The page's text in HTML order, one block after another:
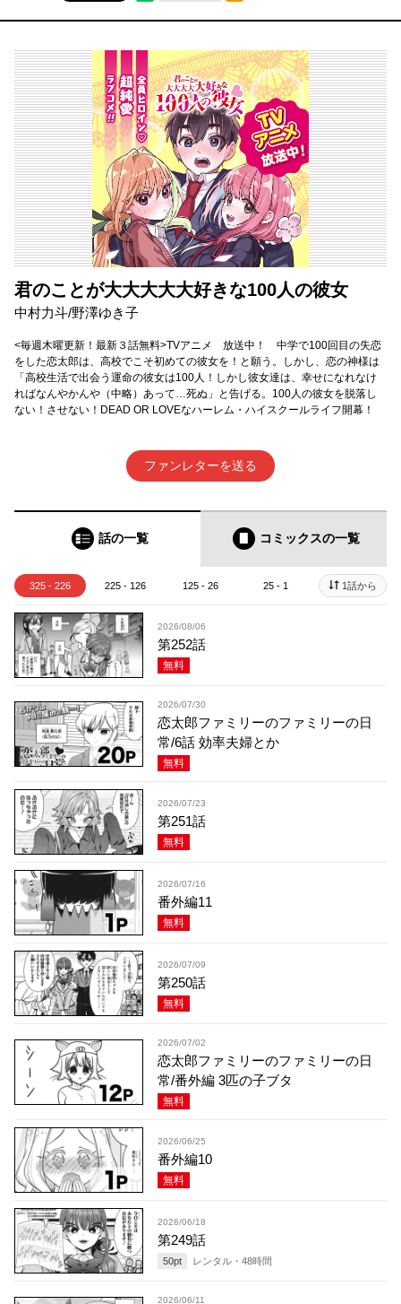
君のことが大大大大大好きな100人の彼女
中村力斗/野澤ゆき子
<毎週木曜更新！最新３話無料>TVアニメ 放送中！ 中学で100回目の失恋
をした恋太郎は、高校でこそ初めての彼女を！と願う。しかし、恋の神様は
「高校生活で出会う運命の彼女は100人！しかし彼女達は、幸せになれなけ
ればなんやかんや（中略）あって…死ぬ」と告げる。100人の彼女を脱落し
ない！させない！DEAD OR LOVEなハーレム・ハイスクールライフ開幕！
ファンレターを送る
話の一覧 コミックスの一覧
325 - 226 225 - 126 125 - 26 25 - 1 1話から
2026/08/06
第252話
無料
2026/07/30
恋太郎ファミリーのファミリーの日
常/6話 効率夫婦とか
無料
2026/07/23
第251話
無料
2026/07/16
番外編11
無料
2026/07/09
第250話
無料
2026/07/02
恋太郎ファミリーのファミリーの日
常/番外編 3匹の子ブタ
無料
2026/06/25
番外編10
無料
2026/06/18
第249話
50pt レンタル・ 48時間
2026/06/11